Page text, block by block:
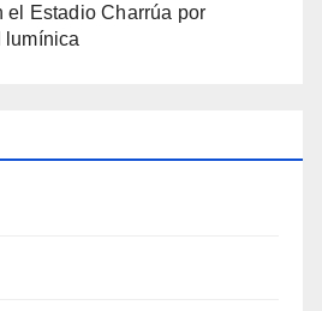
el Estadio Charrúa por
lumínica